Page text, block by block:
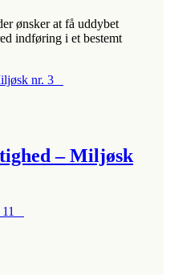
ønsker at få uddybet
indføring i et bestemt
– Miljøsk